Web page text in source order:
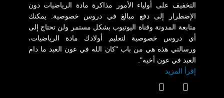
التخفيف على أولياء الأمور مذاكرة مادة الرياضيات دون
الإضطرار إلى دفع مبالغ في دروس خصوصية. يمكنك
متابعة المدونة وقناة اليوتيوب بشكل مستمر ولن تحتاج إلى
أي دروس خصوصية لتعليم أولادك مادة الرياضيات،
ورسالتي هذه هي من باب "كان الله في عون العبد ما دام
العبد في عون أخيه".
إقرأ المزيد